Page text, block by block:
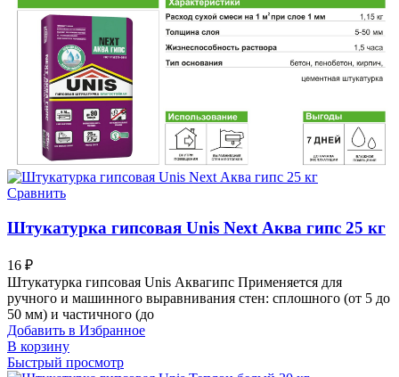
Сравнить
Штукатурка гипсовая Unis Next Аква гипс 25 кг
16 ₽
Штукатурка гипсовая Unis Аквагипс Применяется для
ручного и машинного выравнивания стен: сплошного (от 5 до
50 мм) и частичного (до
Добавить в Избранное
В корзину
Быстрый просмотр